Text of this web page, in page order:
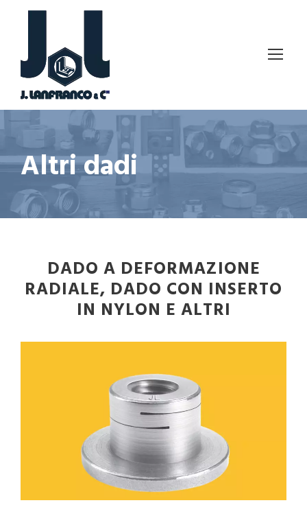
Altri dadi
DADO A DEFORMAZIONE
RADIALE, DADO CON INSERTO
IN NYLON E ALTRI